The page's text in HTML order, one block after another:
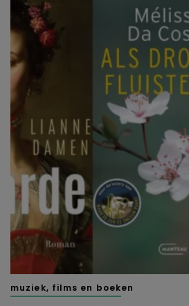
muziek, films en boeken